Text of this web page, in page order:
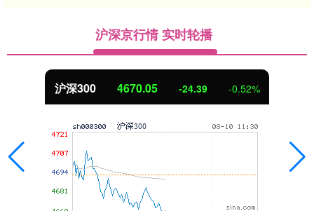
沪深京行情 实时轮播
沪深300 4670.05 -24.39 -0.52%